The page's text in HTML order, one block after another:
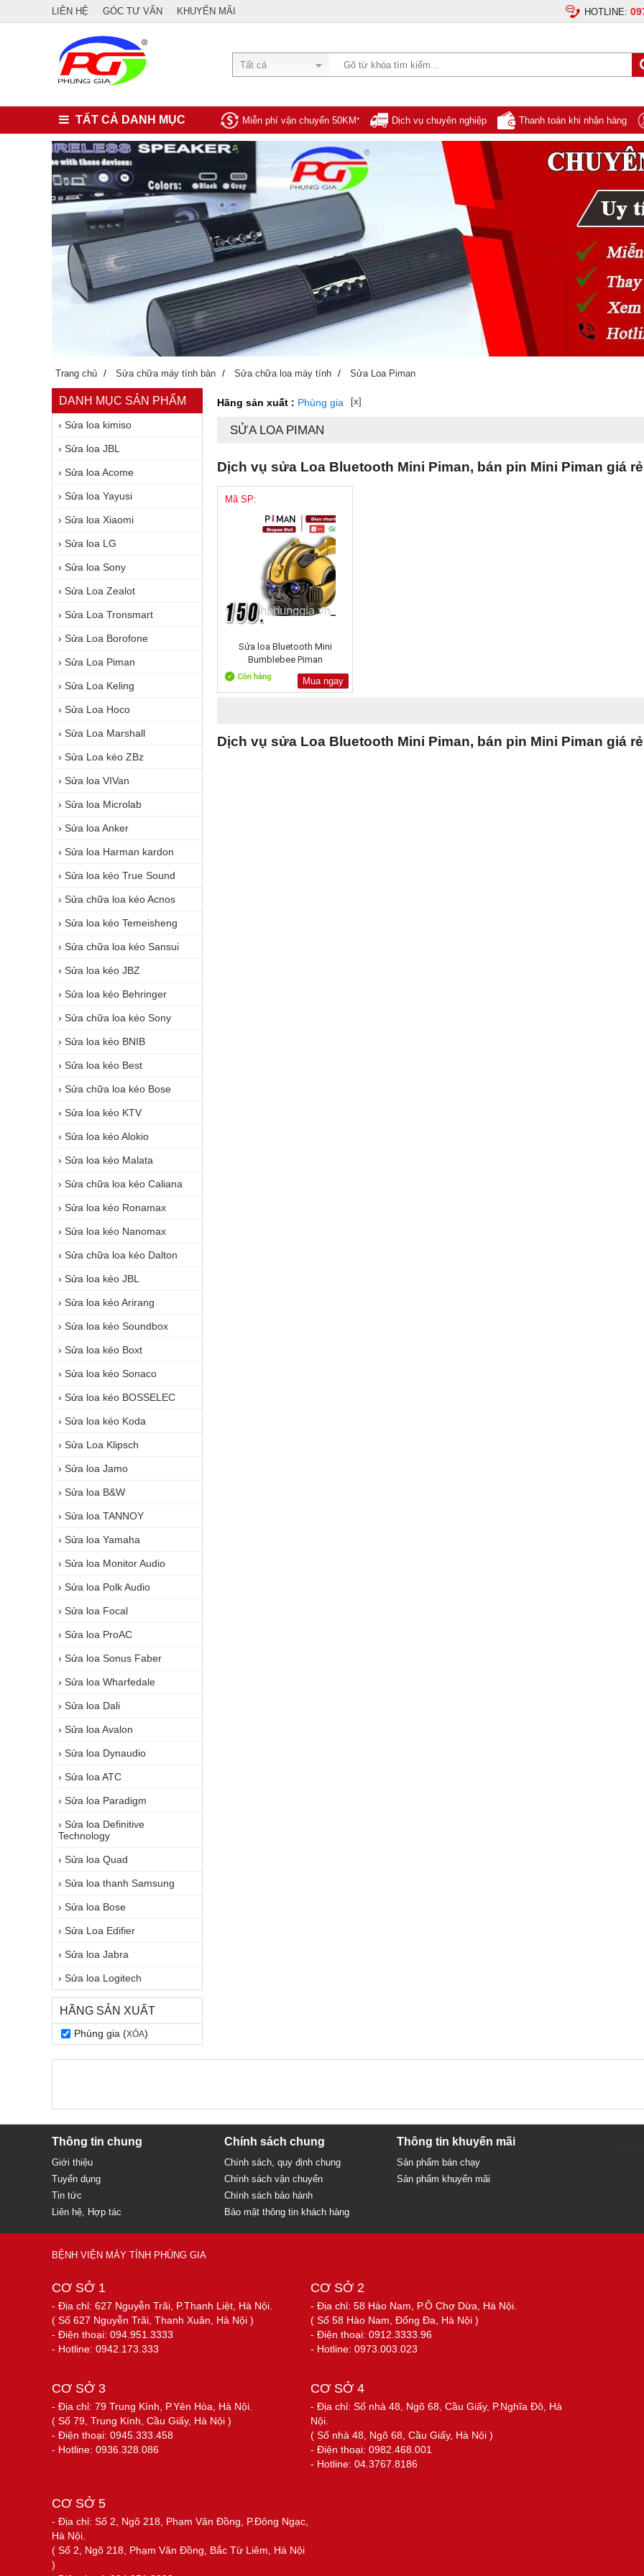
LIÊN HỆ GÓC TƯ VẤN KHUYẾN MÃI HOTLINE:
Tất cả
TẤT CẢ DANH MỤC Miễn phí vận chuyển 50KM* Dịch vụ chuyên nghiệp Thanh toán khi nhận hàng
Trang chủ / Sửa chữa máy tính bàn / Sửa chữa loa máy tính / Sửa Loa Piman
DANH MỤC SẢN PHẨM
› Sửa loa kimiso
› Sửa loa JBL
› Sửa loa Acome
› Sửa loa Yayusi
› Sửa loa Xiaomi
› Sửa loa LG
› Sửa loa Sony
› Sửa Loa Zealot
› Sửa Loa Tronsmart
› Sửa Loa Borofone
› Sửa Loa Piman
› Sửa Loa Keling
› Sửa Loa Hoco
› Sửa Loa Marshall
› Sửa Loa kéo ZBz
› Sửa loa VIVan
› Sửa loa Microlab
› Sửa loa Anker
› Sửa loa Harman kardon
› Sửa loa kéo True Sound
› Sửa chữa loa kéo Acnos
› Sửa loa kéo Temeisheng
› Sửa chữa loa kéo Sansui
› Sửa loa kéo JBZ
› Sửa loa kéo Behringer
› Sửa chữa loa kéo Sony
› Sửa loa kéo BNIB
› Sửa loa kéo Best
› Sửa chữa loa kéo Bose
› Sửa loa kéo KTV
› Sửa loa kéo Alokio
› Sửa loa kéo Malata
› Sửa chữa loa kéo Caliana
› Sửa loa kéo Ronamax
› Sửa loa kéo Nanomax
› Sửa chữa loa kéo Dalton
› Sửa loa kéo JBL
› Sửa loa kéo Arirang
› Sửa loa kéo Soundbox
› Sửa loa kéo Boxt
› Sửa loa kéo Sonaco
› Sửa loa kéo BOSSELEC
› Sửa loa kéo Koda
› Sửa Loa Klipsch
› Sửa loa Jamo
› Sửa loa B&W
› Sửa loa TANNOY
› Sửa loa Yamaha
› Sửa loa Monitor Audio
› Sửa loa Polk Audio
› Sửa loa Focal
› Sửa loa ProAC
› Sửa loa Sonus Faber
› Sửa loa Wharfedale
› Sửa loa Dali
› Sửa loa Avalon
› Sửa loa Dynaudio
› Sửa loa ATC
› Sửa loa Paradigm
› Sửa loa Definitive
Technology
› Sửa loa Quad
› Sửa loa thanh Samsung
› Sửa loa Bose
› Sửa Loa Edifier
› Sửa loa Jabra
› Sửa loa Logitech
HÃNG SẢN XUẤT
Phùng gia (XÓA)
Hãng sản xuất : Phùng gia [x]
SỬA LOA PIMAN
Dịch vụ sửa Loa Bluetooth Mini Piman, bán pin Mini Piman giá
Mã SP:
Sửa loa Bluetooth Mini
Bumblebee Piman
Mua ngay
Dịch vụ sửa Loa Bluetooth Mini Piman, bán pin Mini Piman giá
Thông tin chung
Giới thiệu
Tuyển dụng
Tin tức
Liên hệ, Hợp tác
Chính sách chung
Chính sách, quy định chung
Chính sách vận chuyển
Chính sách bảo hành
Bảo mật thông tin khách hàng
Thông tin khuyến mãi
Sản phẩm bán chạy
Sản phẩm khuyến mãi
BỆNH VIỆN MÁY TÍNH PHÙNG GIA
CƠ SỞ 1
- Địa chỉ: 627 Nguyễn Trãi, P.Thanh Liệt, Hà Nội.
( Số 627 Nguyễn Trãi, Thanh Xuân, Hà Nội )
- Điện thoại: 094.951.3333
- Hotline: 0942.173.333
CƠ SỞ 2
- Địa chỉ: 58 Hào Nam, P.Ô Chợ Dừa, Hà Nội.
( Số 58 Hào Nam, Đống Đa, Hà Nội )
- Điện thoại: 0912.3333.96
- Hotline: 0973.003.023
CƠ SỞ 3
- Địa chỉ: 79 Trung Kính, P.Yên Hòa, Hà Nội.
( Số 79, Trung Kính, Cầu Giấy, Hà Nội )
- Điện thoại: 0945.333.458
- Hotline: 0936.328.086
CƠ SỞ 4
- Địa chỉ: Số nhà 48, Ngõ 68, Cầu Giấy, P.Nghĩa Đô, Hà
Nội.
( Số nhà 48, Ngõ 68, Cầu Giấy, Hà Nội )
- Điện thoại: 0982.468.001
- Hotline: 04.3767.8186
CƠ SỞ 5
- Địa chỉ: Số 2, Ngõ 218, Phạm Văn Đồng, P.Đông Ngạc,
Hà Nội.
( Số 2, Ngõ 218, Phạm Văn Đồng, Bắc Từ Liêm, Hà Nội
)